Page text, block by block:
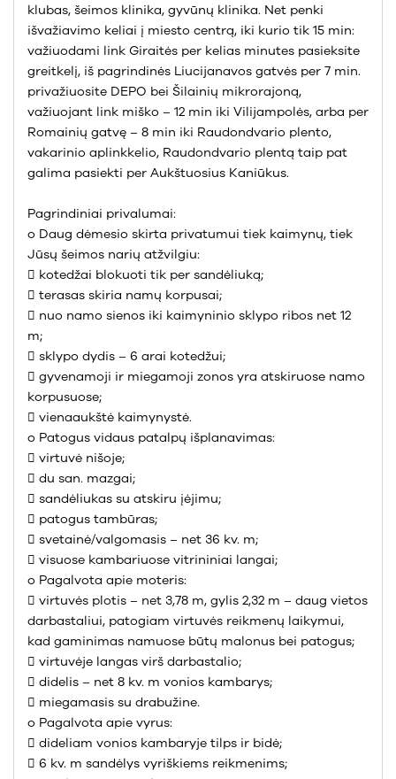
klubas, šeimos klinika, gyvūnų klinika. Net penki
išvažiavimo keliai į miesto centrą, iki kurio tik 15 min:
važiuodami link Giraitės per kelias minutes pasieksite
greitkelį, iš pagrindinės Liucijanavos gatvės per 7 min.
privažiuosite DEPO bei Šilainių mikrorajoną,
važiuojant link miško – 12 min iki Vilijampolės, arba per
Romainių gatvę – 8 min iki Raudondvario plento,
vakarinio aplinkkelio, Raudondvario plentą taip pat
galima pasiekti per Aukštuosius Kaniūkus.
Pagrindiniai privalumai:
o Daug dėmesio skirta privatumui tiek kaimynų, tiek
Jūsų šeimos narių atžvilgiu:
 kotedžai blokuoti tik per sandėliuką;
 terasas skiria namų korpusai;
 nuo namo sienos iki kaimyninio sklypo ribos net 12
m;
 sklypo dydis – 6 arai kotedžui;
 gyvenamoji ir miegamoji zonos yra atskiruose namo
korpusuose;
 vienaaukštė kaimynystė.
o Patogus vidaus patalpų išplanavimas:
 virtuvė nišoje;
 du san. mazgai;
 sandėliukas su atskiru įėjimu;
 patogus tambūras;
 svetainė/valgomasis – net 36 kv. m;
 visuose kambariuose vitrininiai langai;
o Pagalvota apie moteris:
 virtuvės plotis – net 3,78 m, gylis 2,32 m – daug vietos
darbastaliui, patogiam virtuvės reikmenų laikymui,
kad gaminimas namuose būtų malonus bei patogus;
 virtuvėje langas virš darbastalio;
 didelis – net 8 kv. m vonios kambarys;
 miegamasis su drabužine.
o Pagalvota apie vyrus:
 dideliam vonios kambaryje tilps ir bidė;
 6 kv. m sandėlys vyriškiems reikmenims;